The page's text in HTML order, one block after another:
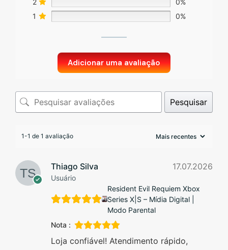
1
0%
Adicionar uma avaliação
Pesquisar
1-1 de 1 avaliação
Thiago Silva
Usuário
17.07.2026
Resident Evil Requiem Xbox
Series X|S – Mídia Digital |
Modo Parental
Nota :
Loja confiável! Atendimento rápido,